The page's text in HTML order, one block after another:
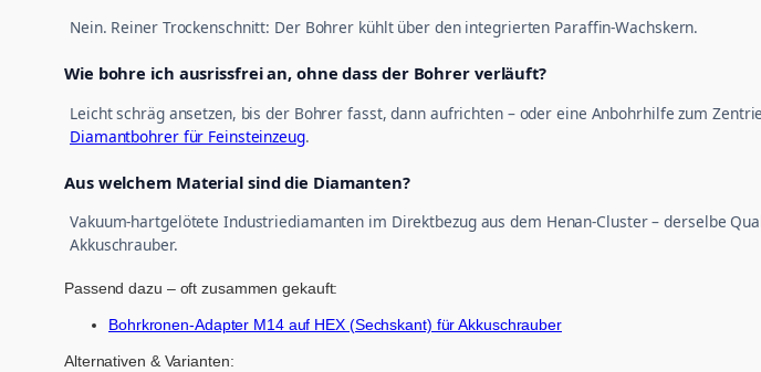
Nein. Reiner Trockenschnitt: Der Bohrer kühlt über den integrierten Paraffin-Wachskern.
Wie bohre ich ausrissfrei an, ohne dass der Bohrer verläuft?
Leicht schräg ansetzen, bis der Bohrer fasst, dann aufrichten – oder eine Anbohrhilfe zum
Diamantbohrer für Feinsteinzeug.
Aus welchem Material sind die Diamanten?
Vakuum-hartgelötete Industriediamanten im Direktbezug aus dem Henan-Cluster – derselbe
Akkuschrauber.
Passend dazu – oft zusammen gekauft:
Bohrkronen-Adapter M14 auf HEX (Sechskant) für Akkuschrauber
Alternativen & Varianten: